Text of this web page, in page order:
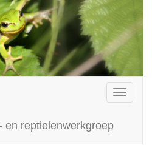
Toggle
en reptielenwerkgroep